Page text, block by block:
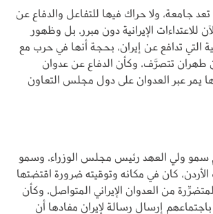
تعد جامعة، ولا حراك فيها للتفاعل والدفاع عن
للاعتداءات الإيرانية دون مبرر، بل وظهور
التي تدافع عن إيران، بحجة أنها في حرب مع
طهران تتصرَّف، وكأن الدفاع عن عدوان
يمر عبر العدوان على دول مجلس التعاون
سمو ولي العهد رئيس مجلس الوزراء، وسمو
كان في مكانه وتوقيته ضرورة اقتضتها
من العدوان الإيراني المتواصل، وكأن
باجتماعهم إرسال رسالة لإيران مفادها أن